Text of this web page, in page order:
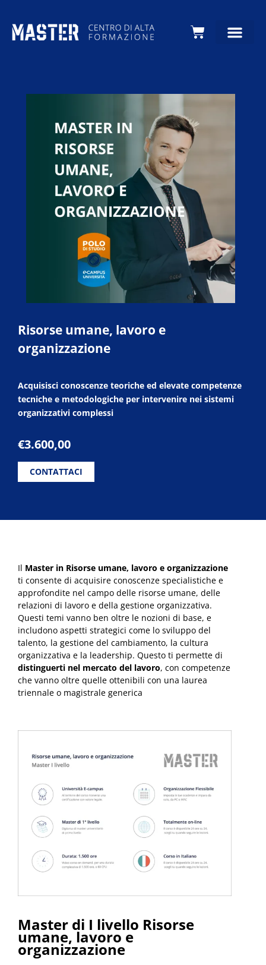
Carrello
Risorse umane, lavoro e
organizzazione
Acquisisci conoscenze teoriche ed elevate competenze
tecniche e metodologiche per intervenire nei sistemi
organizzativi complessi
€3.600,00
CONTATTACI
Il Master in Risorse umane, lavoro e organizzazione
ti consente di acquisire conoscenze specialistiche e
approfondite nel campo delle risorse umane, delle
relazioni di lavoro e della gestione organizzativa.
Questi temi vanno ben oltre le nozioni di base, e
includono aspetti strategici come lo sviluppo del
talento, la gestione del cambiamento, la cultura
organizzativa e la leadership. Questo ti permette di
distinguerti nel mercato del lavoro, con competenze
che vanno oltre quelle ottenibili con una laurea
triennale o magistrale generica
Master di I livello Risorse
umane, lavoro e
organizzazione